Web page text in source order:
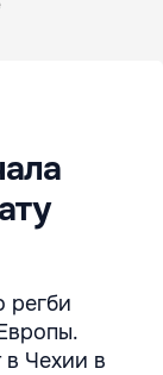
регби
в Чехии в